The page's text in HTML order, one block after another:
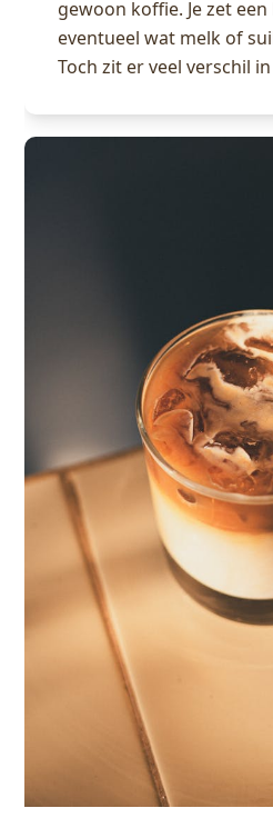
gewoon koffie. Je zet
eventueel wat melk of
Toch zit er veel verschil